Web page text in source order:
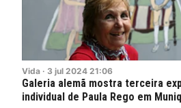
Vida · 3 jul 2024 21:06
Galeria alemã mostra terceira
individual de Paula Rego em